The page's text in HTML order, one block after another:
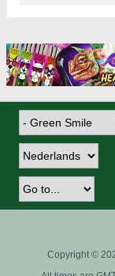
Copyright ©